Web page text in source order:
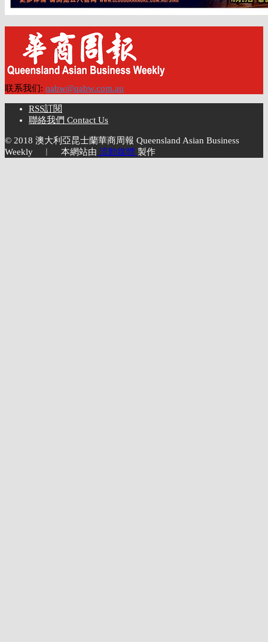
联系我们: qabw@qabw.com.au
RSS訂閱
聯絡我們 Contact Us
© 2018 澳大利亞昆士蘭華商周報 Queensland Asian Business
Weekly ︱ 本網站由 流動媒體 製作